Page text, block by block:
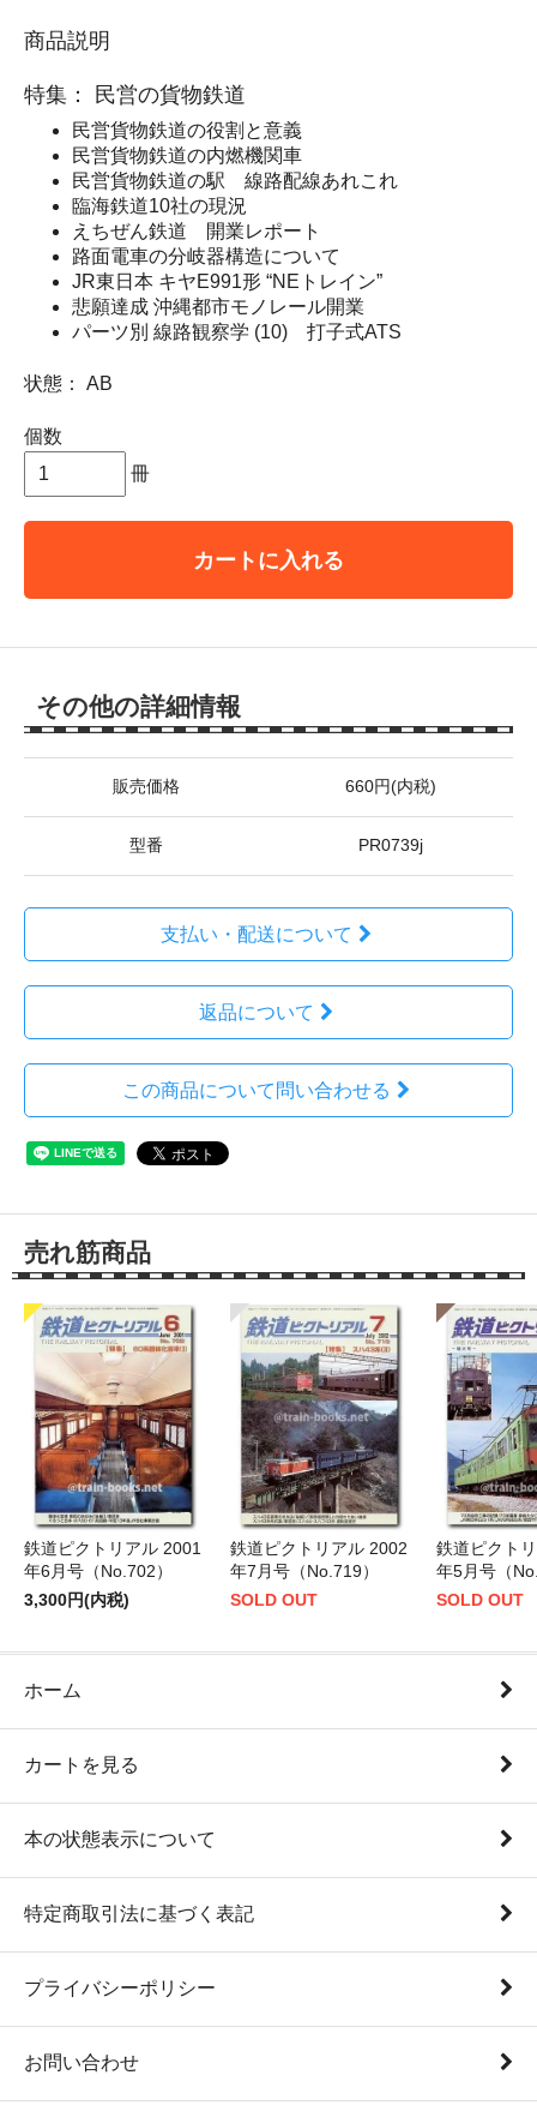
商品説明
特集： 民営の貨物鉄道
民営貨物鉄道の役割と意義
民営貨物鉄道の内燃機関車
民営貨物鉄道の駅 線路配線あれこれ
臨海鉄道10社の現況
えちぜん鉄道 開業レポート
路面電車の分岐器構造について
JR東日本 キヤE991形 “NEトレイン”
悲願達成 沖縄都市モノレール開業
パーツ別 線路観察学 (10) 打子式ATS
状態： AB
個数
冊
カートに入れる
その他の詳細情報
販売価格 660円(内税)
型番 PR0739j
支払い・配送について
返品について
この商品について問い合わせる
売れ筋商品
鉄道ピクトリアル 2001
年6月号（No.702）
3,300円(内税)
鉄道ピクトリアル 2002
年7月号（No.719）
SOLD OUT
鉄道ピクト
年5月号（
SOLD OUT
ホーム
カートを見る
本の状態表示について
特定商取引法に基づく表記
プライバシーポリシー
お問い合わせ